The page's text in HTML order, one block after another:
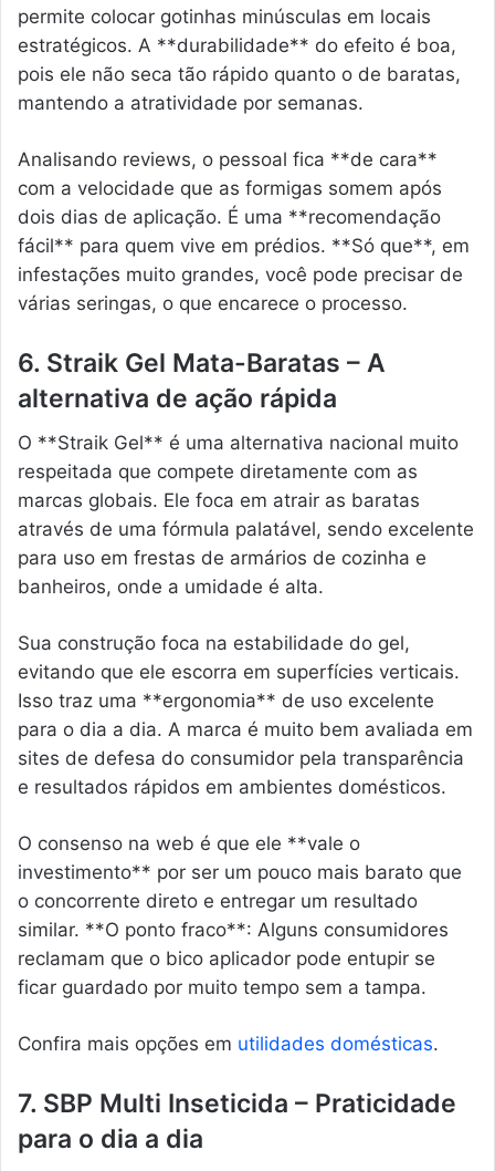
permite colocar gotinhas minúsculas em locais
estratégicos. A **durabilidade** do efeito é boa,
pois ele não seca tão rápido quanto o de baratas,
mantendo a atratividade por semanas.
Analisando reviews, o pessoal fica **de cara**
com a velocidade que as formigas somem após
dois dias de aplicação. É uma **recomendação
fácil** para quem vive em prédios. **Só que**, em
infestações muito grandes, você pode precisar de
várias seringas, o que encarece o processo.
6. Straik Gel Mata-Baratas – A
alternativa de ação rápida
O **Straik Gel** é uma alternativa nacional muito
respeitada que compete diretamente com as
marcas globais. Ele foca em atrair as baratas
através de uma fórmula palatável, sendo excelente
para uso em frestas de armários de cozinha e
banheiros, onde a umidade é alta.
Sua construção foca na estabilidade do gel,
evitando que ele escorra em superfícies verticais.
Isso traz uma **ergonomia** de uso excelente
para o dia a dia. A marca é muito bem avaliada em
sites de defesa do consumidor pela transparência
e resultados rápidos em ambientes domésticos.
O consenso na web é que ele **vale o
investimento** por ser um pouco mais barato que
o concorrente direto e entregar um resultado
similar. **O ponto fraco**: Alguns consumidores
reclamam que o bico aplicador pode entupir se
ficar guardado por muito tempo sem a tampa.
Confira mais opções em utilidades domésticas.
7. SBP Multi Inseticida – Praticidade
para o dia a dia